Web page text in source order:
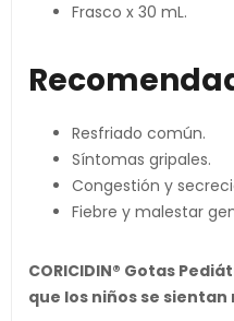
Frasco x 30 mL.
Resfriado común.
Síntomas gripales.
Congestión y
Fiebre y malestar
CORICIDIN® Gotas
que los niños se